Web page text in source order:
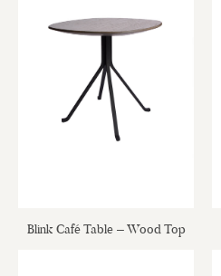
Blink Café Table – Wood Top